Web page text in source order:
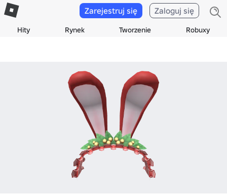
Hity Rynek Tworzenie Robuxy
Zarejestruj się Zaloguj się